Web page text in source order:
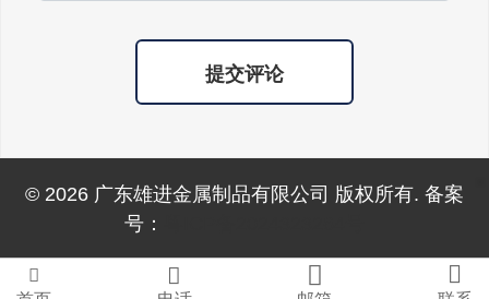
提交评论
   
© 2026 广东雄进金属制品有限公司 版权所有. 备案
号：